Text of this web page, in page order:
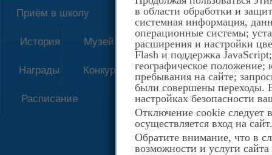
в области обработки и
системная информация,
операционные системы;
расширения и настройки
Flash и поддержка
географическое положение;
пребывания на сайте;
были совершены переходы.
настройках безопасности
Отключение cookie следует
осуществляется вход на сайт.
Обратите внимание, что в
возможности и услуги
Приём в школу
История Музей
Награды Конкурсы
Расписание